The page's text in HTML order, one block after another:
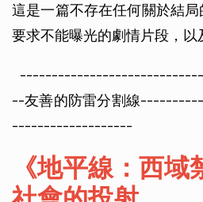
這是一篇不存在任何關於結
要求不能曝光的劇情片段，以
--友善的防雷分割線
-------------------
《地平線：西